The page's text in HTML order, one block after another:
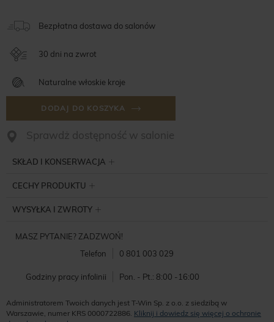
Bezpłatna dostawa do salonów
30 dni na zwrot
Naturalne włoskie kroje
DODAJ DO KOSZYKA
Sprawdż dostępność w salonie
SKŁAD I KONSERWACJA
CECHY PRODUKTU
WYSYŁKA I ZWROTY
MASZ PYTANIE? ZADZWOŃ!
Telefon
0 801 003 029
Godziny pracy infolinii Pon. - Pt.: 8:00 -16:00
Administratorem Twoich danych jest T-Win Sp. z o.o. z siedzibą w
Warszawie, numer KRS 0000722886. Kliknij i dowiedz się więcej o ochronie